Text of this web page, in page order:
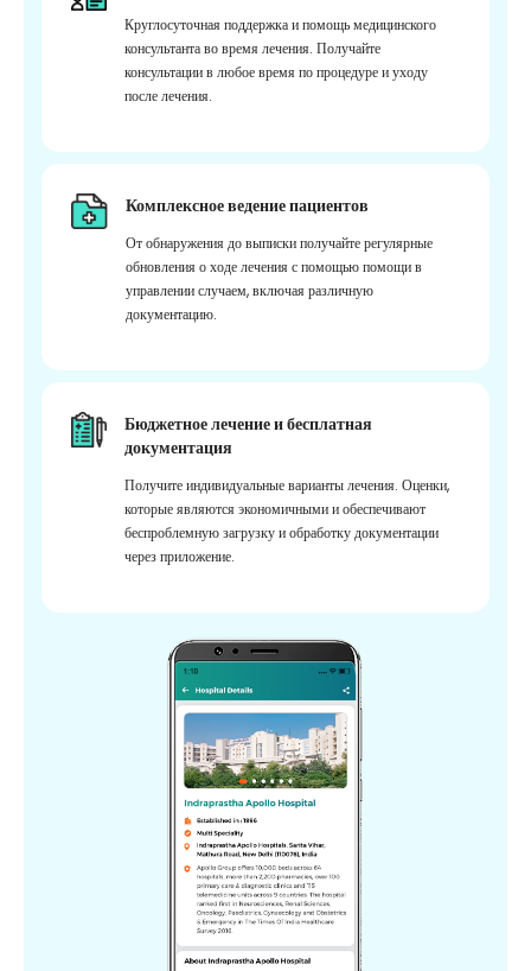
Круглосуточная поддержка и помощь медицинского
консультанта во время лечения. Получайте
консультации в любое время по процедуре и уходу
после лечения.
Комплексное ведение пациентов
От обнаружения до выписки получайте регулярные
обновления о ходе лечения с помощью помощи в
управлении случаем, включая различную
документацию.
Бюджетное лечение и бесплатная
документация
Получите индивидуальные варианты лечения. Оценки,
которые являются экономичными и обеспечивают
беспроблемную загрузку и обработку документации
через приложение.